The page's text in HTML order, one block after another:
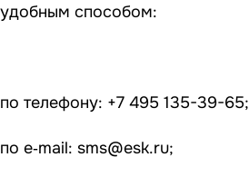
удобным способом:
по телефону: +7 495 135-39-65;
по e‑mail: sms@esk.ru;